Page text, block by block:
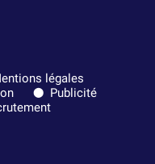
légales
Publicité